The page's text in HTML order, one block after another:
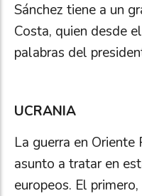
Sánchez tiene a un
Costa, quien desde
palabras del
UCRANIA
La guerra en
asunto a tratar en
europeos. El